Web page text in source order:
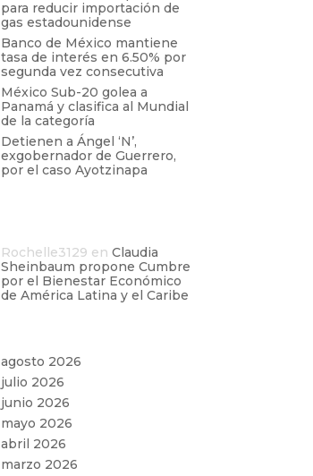
para reducir importación de
gas estadounidense
Banco de México mantiene
tasa de interés en 6.50% por
segunda vez consecutiva
México Sub-20 golea a
Panamá y clasifica al Mundial
de la categoría
Detienen a Ángel ‘N’,
exgobernador de Guerrero,
por el caso Ayotzinapa
Rochelle3129 en Claudia
Sheinbaum propone Cumbre
por el Bienestar Económico
de América Latina y el Caribe
agosto 2026
julio 2026
junio 2026
mayo 2026
abril 2026
marzo 2026